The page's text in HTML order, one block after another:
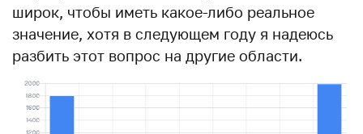
широк, чтобы иметь какое-либо реальное
значение, хотя в следующем году я надеюсь
разбить этот вопрос на другие области.